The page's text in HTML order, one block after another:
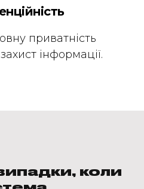
приватність
інформації.
коли